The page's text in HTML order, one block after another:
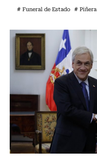
# Funeral de Estado # Piñera